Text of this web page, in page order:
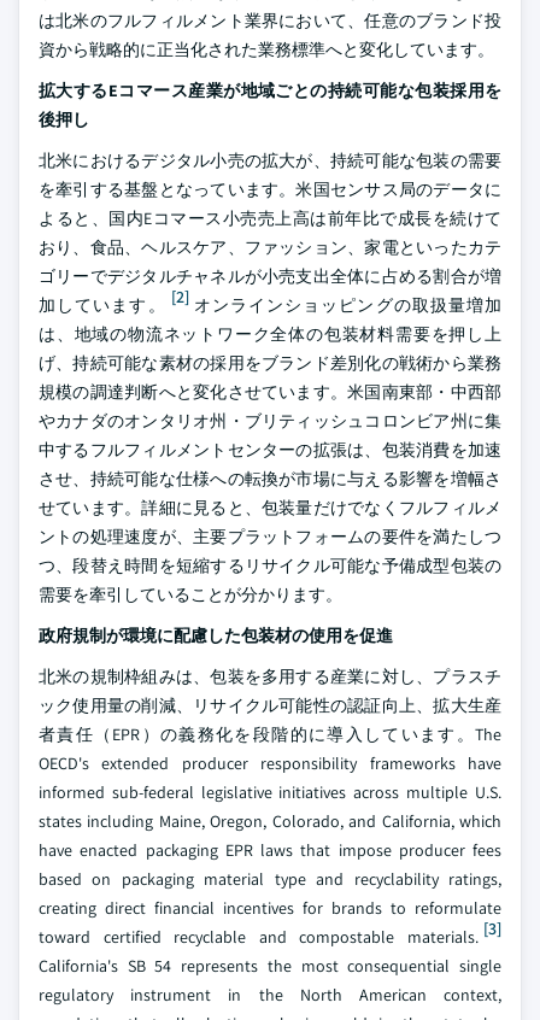
は北米のフルフィルメント業界において、任意のブランド投
資から戦略的に正当化された業務標準へと変化しています。
拡大するEコマース産業が地域ごとの持続可能な包装採用を
後押し
北米におけるデジタル小売の拡大が、持続可能な包装の需要
を牽引する基盤となっています。米国センサス局のデータに
よると、国内Eコマース小売売上高は前年比で成長を続けて
おり、食品、ヘルスケア、ファッション、家電といったカテ
ゴリーでデジタルチャネルが小売支出全体に占める割合が増
加しています。
[2]オンラインショッピングの取扱量増加
は、地域の物流ネットワーク全体の包装材料需要を押し上
げ、持続可能な素材の採用をブランド差別化の戦術から業務
規模の調達判断へと変化させています。米国南東部・中西部
やカナダのオンタリオ州・ブリティッシュコロンビア州に集
中するフルフィルメントセンターの拡張は、包装消費を加速
させ、持続可能な仕様への転換が市場に与える影響を増幅さ
せています。詳細に見ると、包装量だけでなくフルフィルメ
ントの処理速度が、主要プラットフォームの要件を満たしつ
つ、段替え時間を短縮するリサイクル可能な予備成型包装の
需要を牽引していることが分かります。
政府規制が環境に配慮した包装材の使用を促進
北米の規制枠組みは、包装を多用する産業に対し、プラスチ
ック使用量の削減、リサイクル可能性の認証向上、拡大生産
者責任（EPR）の義務化を段階的に導入しています。The
OECD's extended producer responsibility frameworks have
informed sub-federal legislative initiatives across multiple U.S.
states including Maine, Oregon, Colorado, and California, which
have enacted packaging EPR laws that impose producer fees
based on packaging material type and recyclability ratings,
creating direct financial incentives for brands to reformulate
toward certified recyclable and compostable materials. [3]
California's SB 54 represents the most consequential single
regulatory instrument in the North American context,